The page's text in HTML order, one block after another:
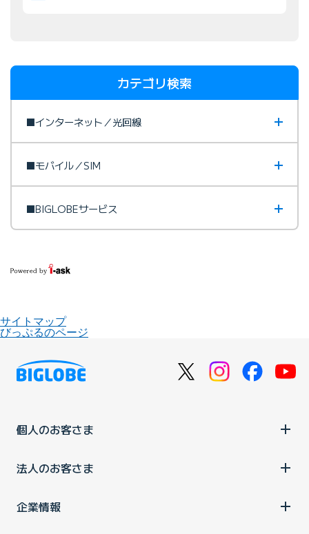
カテゴリ検索
■インターネット／光回線
■モバイル／SIM
■BIGLOBEサービス
サイトマップ
びっぷるのページ
個人のお客さま
法人のお客さま
企業情報